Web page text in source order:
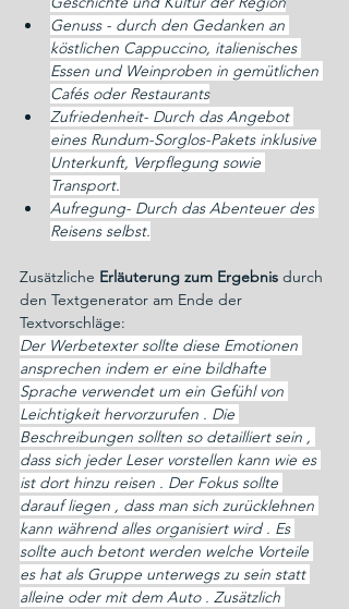
Genuss - durch den Gedanken an
köstlichen Cappuccino, italienisches
Essen und Weinproben in gemütlichen
Cafés oder Restaurants
Zufriedenheit- Durch das Angebot
eines Rundum-Sorglos-Pakets inklusive
Unterkunft, Verpflegung sowie
Transport.
Aufregung- Durch das Abenteuer des
Reisens selbst.
Zusätzliche Erläuterung zum Ergebnis durch
den Textgenerator am Ende der
Textvorschläge:
Der Werbetexter sollte diese Emotionen
ansprechen indem er eine bildhafte
Sprache verwendet um ein Gefühl von
Leichtigkeit hervorzurufen . Die
Beschreibungen sollten so detailliert sein ,
dass sich jeder Leser vorstellen kann wie es
ist dort hinzu reisen . Der Fokus sollte
darauf liegen , dass man sich zurücklehnen
kann während alles organisiert wird . Es
sollte auch betont werden welche Vorteile
es hat als Gruppe unterwegs zu sein statt
alleine oder mit dem Auto . Zusätzlich